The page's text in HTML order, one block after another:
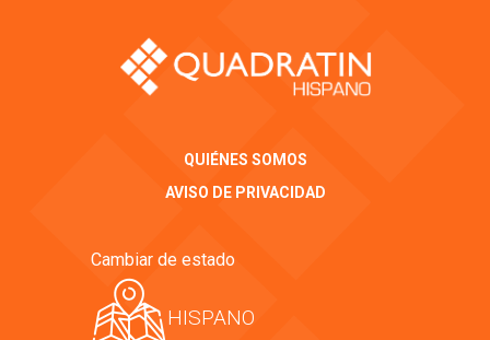
QUIÉNES SOMOS
AVISO DE PRIVACIDAD
Cambiar de estado
HISPANO